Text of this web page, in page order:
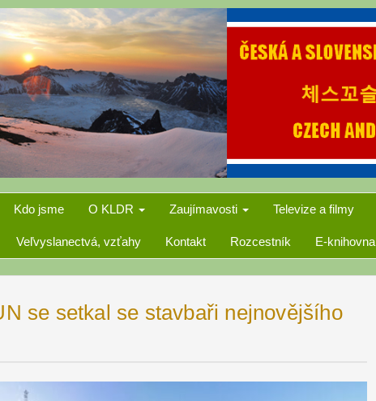
Kdo jsme O KLDR Zaujímavosti Televize a filmy
Veľvyslanectvá, vzťahy Kontakt Rozcestník E-knihovna
se setkal se stavbaři nejnovějšího